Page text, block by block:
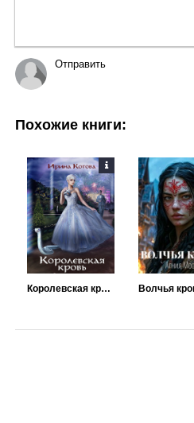
Отправить
Похожие книги:
Королевская кровь. Связанные судьбы Волчья